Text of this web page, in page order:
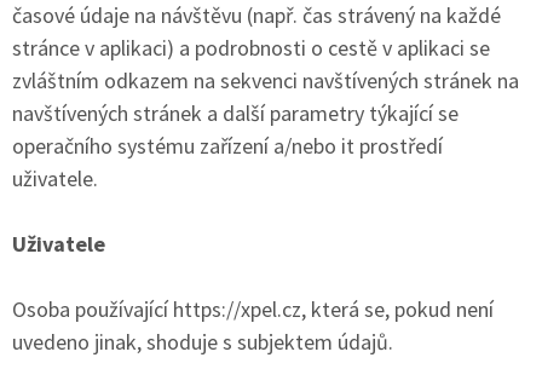
časové údaje na návštěvu (např. čas strávený na každé
stránce v aplikaci) a podrobnosti o cestě v aplikaci se
zvláštním odkazem na sekvenci navštívených stránek na
navštívených stránek a další parametry týkající se
operačního systému zařízení a/nebo it prostředí
uživatele.
Uživatele
Osoba používající https://xpel.cz, která se, pokud není
uvedeno jinak, shoduje s subjektem údajů.